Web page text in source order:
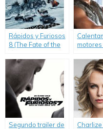
Rápidos y Furiosos
8 (The Fate of the
motores
Segundo trailer de